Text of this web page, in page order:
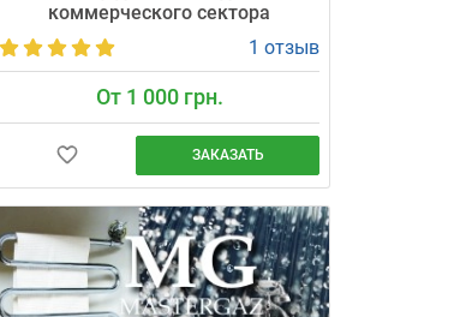
коммерческого сектора
1 отзыв
От 1 000 грн.
ЗАКАЗАТЬ